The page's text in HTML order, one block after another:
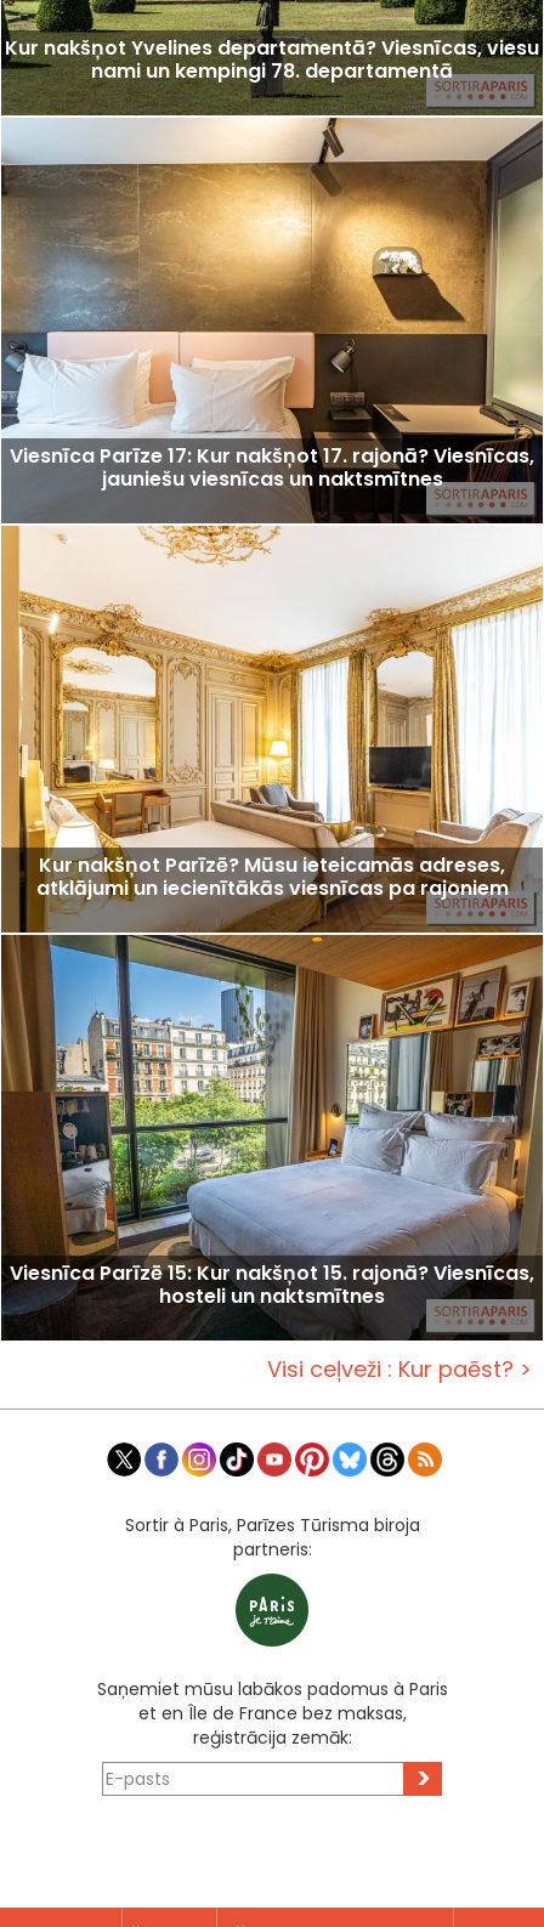
Kur nakšņot Yvelines departamentā? Viesnīcas, viesu
nami un kempingi 78. departamentā
Viesnīca Parīze 17: Kur nakšņot 17. rajonā? Viesnīcas,
jauniešu viesnīcas un naktsmītnes
Kur nakšņot Parīzē? Mūsu ieteicamās adreses,
atklājumi un iecienītākās viesnīcas pa rajoniem
Viesnīca Parīzē 15: Kur nakšņot 15. rajonā? Viesnīcas,
hosteli un naktsmītnes
Visi ceļveži : Kur paēst? >
Sortir à Paris, Parīzes Tūrisma biroja
partneris:
Saņemiet mūsu labākos padomus à Paris
et en Île de France bez maksas,
reģistrācija zemāk:
>